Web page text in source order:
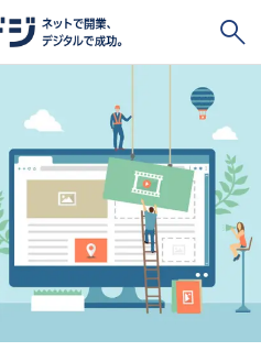
BASE STORES
無料ネットショップ
Air ビジネスツールズ